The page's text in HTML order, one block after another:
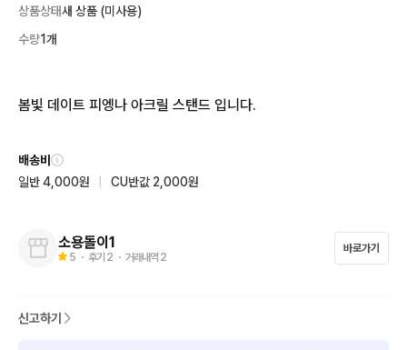
상품상태새 상품 (미사용)
수량1개
봄빛 데이트 피엥나 아크릴 스탠드 입니다.
배송비
일반 4,000원
CU반값 2,000원
소용돌이1
5 ・ 후기 2 ・ 거래내역 2
바로가기
신고하기